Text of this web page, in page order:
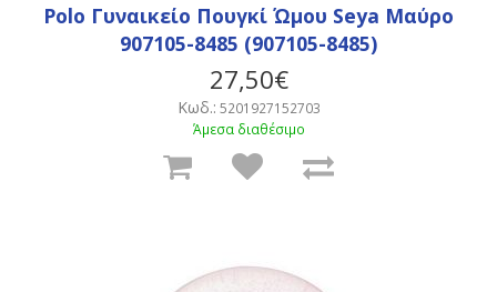
Polo Γυναικείο Πουγκί Ώμου Seya Μαύρο
907105-8485 (907105-8485)
27,50€
Κωδ.: 5201927152703
Άμεσα διαθέσιμο